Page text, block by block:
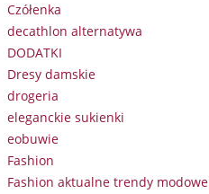
Czółenka
decathlon alternatywa
DODATKI
Dresy damskie
drogeria
eleganckie sukienki
eobuwie
Fashion
Fashion aktualne trendy modowe